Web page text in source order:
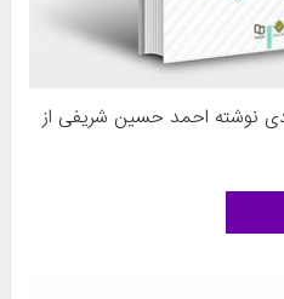
نوشته احمد حسین شریفی از